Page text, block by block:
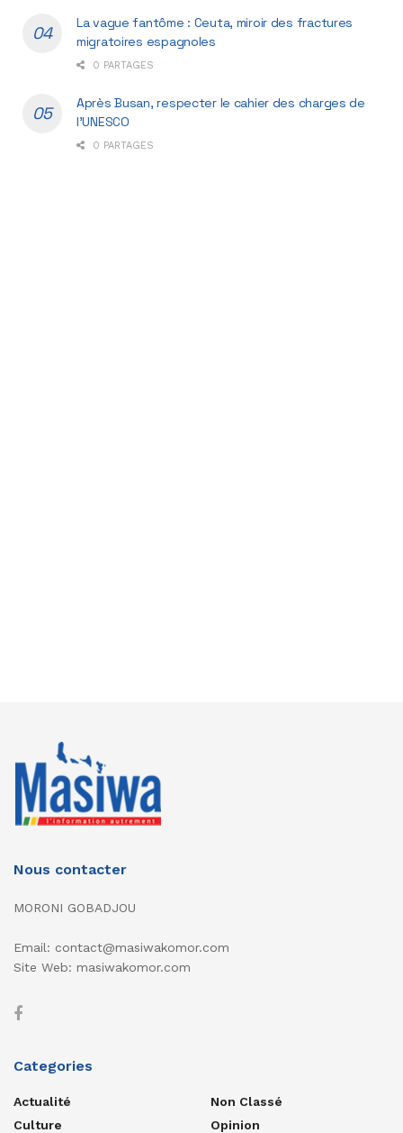
La vague fantôme : Ceuta, miroir des fractures
migratoires espagnoles
0 PARTAGES
Après Busan, respecter le cahier des charges de
l’UNESCO
0 PARTAGES
Nous contacter
MORONI GOBADJOU
Email: contact@masiwakomor.com
Site Web: masiwakomor.com
Categories
Actualité
Culture
Non Classé
Opinion